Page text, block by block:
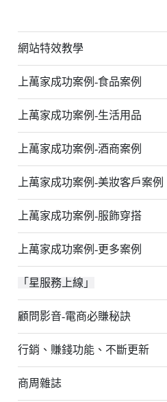
網站特效教學
上萬家成功案例-食品案例
上萬家成功案例-生活用品
上萬家成功案例-酒商案例
上萬家成功案例-美妝客戶案例
上萬家成功案例-服飾穿搭
上萬家成功案例-更多案例
「星服務上線」
顧問影音-電商必賺秘訣
行銷、賺錢功能、不斷更新
商周雜誌